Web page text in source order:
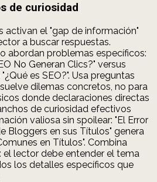
de curiosidad
activan el "gap de información"
a buscar respuestas.
abordan problemas específicos:
No Generan Clics?" versus
es SEO?". Usa preguntas
dilemas concretos, no para
donde declaraciones directas
de curiosidad efectivos
valiosa sin spoilear: "El Error
Bloggers en sus Títulos" genera
en Títulos". Combina
el lector debe entender el tema
los detalles específicos que